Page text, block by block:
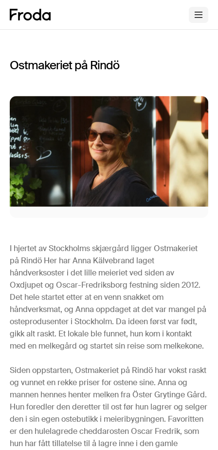
Ostmakeriet på Rindö
I hjertet av Stockholms skjærgård ligger Ostmakeriet
på Rindö Her har Anna Kälvebrand laget
håndverksoster i det lille meieriet ved siden av
Oxdjupet og Oscar-Fredriksborg festning siden 2012.
Det hele startet etter at en venn snakket om
håndverksmat, og Anna oppdaget at det var mangel på
osteprodusenter i Stockholm. Da ideen først var født,
gikk alt raskt. Et lokale ble funnet, hun kom i kontakt
med en melkegård og startet sin reise som melkekone.
Siden oppstarten, Ostmakeriet på Rindö har vokst raskt
og vunnet en rekke priser for ostene sine. Anna og
mannen hennes henter melken fra Öster Grytinge Gård.
Hun foredler den deretter til ost før hun lagrer og selger
den i sin egen ostebutikk i meieribygningen. Favoritten
er den hulelagrede cheddarosten Oscar Fredrik, som
hun har fått tillatelse til å lagre inne i den gamle